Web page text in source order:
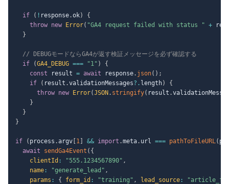
if ( ! response.ok)
{
throw new Error( "GA4 request failed with status " +
}
// DEBUGモードならGA4が返す検証メッセージを必ず確認する
if
(GA4_DEBUG === "1" )
{
const result = await response. json( ) ;
if
( result .validationMessages?. length)
{
throw new Error(JSON . stringify( result .
}
}
}
if ( process .argv 1 && import .meta. url === pathToFileURL(
await
sendGa4Event ( {
clientId : "555.1234567890" ,
name : "generate_lead" ,
params : { form_id : "training" , lead_source :